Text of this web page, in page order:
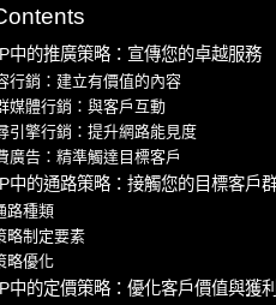
中的推廣策略：宣傳您的卓越服務
行銷：建立有價值的內容
媒體行銷：與客戶互動
引擎行銷：提升網路能見度
廣告：精準觸達目標客戶
中的通路策略：接觸您的目標客戶
路種類
略制定要素
略優化
中的定價策略：優化客戶價值與獲利